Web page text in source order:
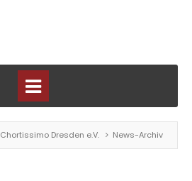
Chortissimo Dresden e.V. News-Archiv